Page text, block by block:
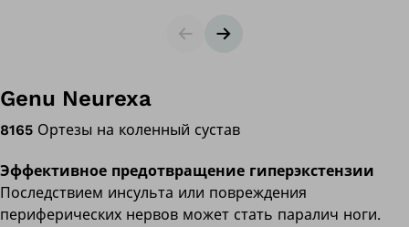
ПолзунокСледующий слайд
Genu Neurexa
8165 Ортезы на коленный сустав
Эффективное предотвращение гиперэкстензии
Последствием инсульта или повреждения
периферических нервов может стать паралич ноги.